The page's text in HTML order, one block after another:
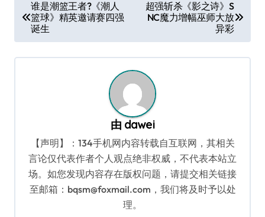
章
导
航
谁是潮篮王者?《潮人
篮球》精英邀请赛四强
诞生
超强斩杀《影之诗》S
NC魔力增幅巫师大放
异彩
由 dawei
【声明】：134手机网内容转载自互联网，其相关
言论仅代表作者个人观点绝非权威，不代表本站立
场。如您发现内容存在版权问题，请提交相关链接
至邮箱：bqsm@foxmail.com，我们将及时予以处
理。